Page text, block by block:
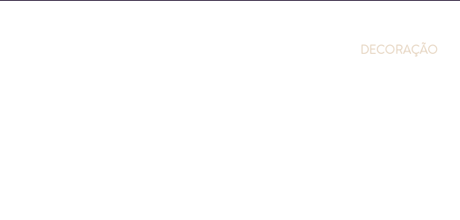
DECORAÇÃO